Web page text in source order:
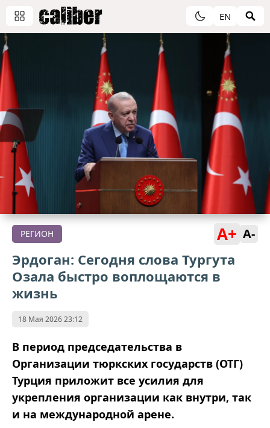
EN
РЕГИОН A+ A-
Эрдоган: Сегодня слова Тургута
Озала быстро воплощаются в
жизнь
18 Мая 2026 23:12
В период председательства в
Организации тюркских государств (ОТГ)
Турция приложит все усилия для
укрепления организации как внутри, так
и на международной арене.